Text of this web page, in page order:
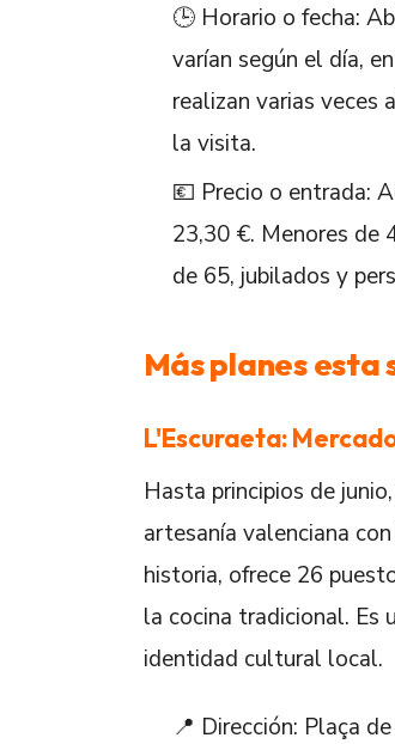
🕒 Horario o fecha:
varían según el día,
realizan varias veces
la visita.
💶 Precio o entrada:
23,30 €. Menores de
de 65, jubilados y
Más planes esta
L'Escuraeta:
Hasta principios de
artesanía valenciana
historia, ofrece 26
la cocina tradicional. Es
identidad cultural local.
📍 Dirección: Plaça